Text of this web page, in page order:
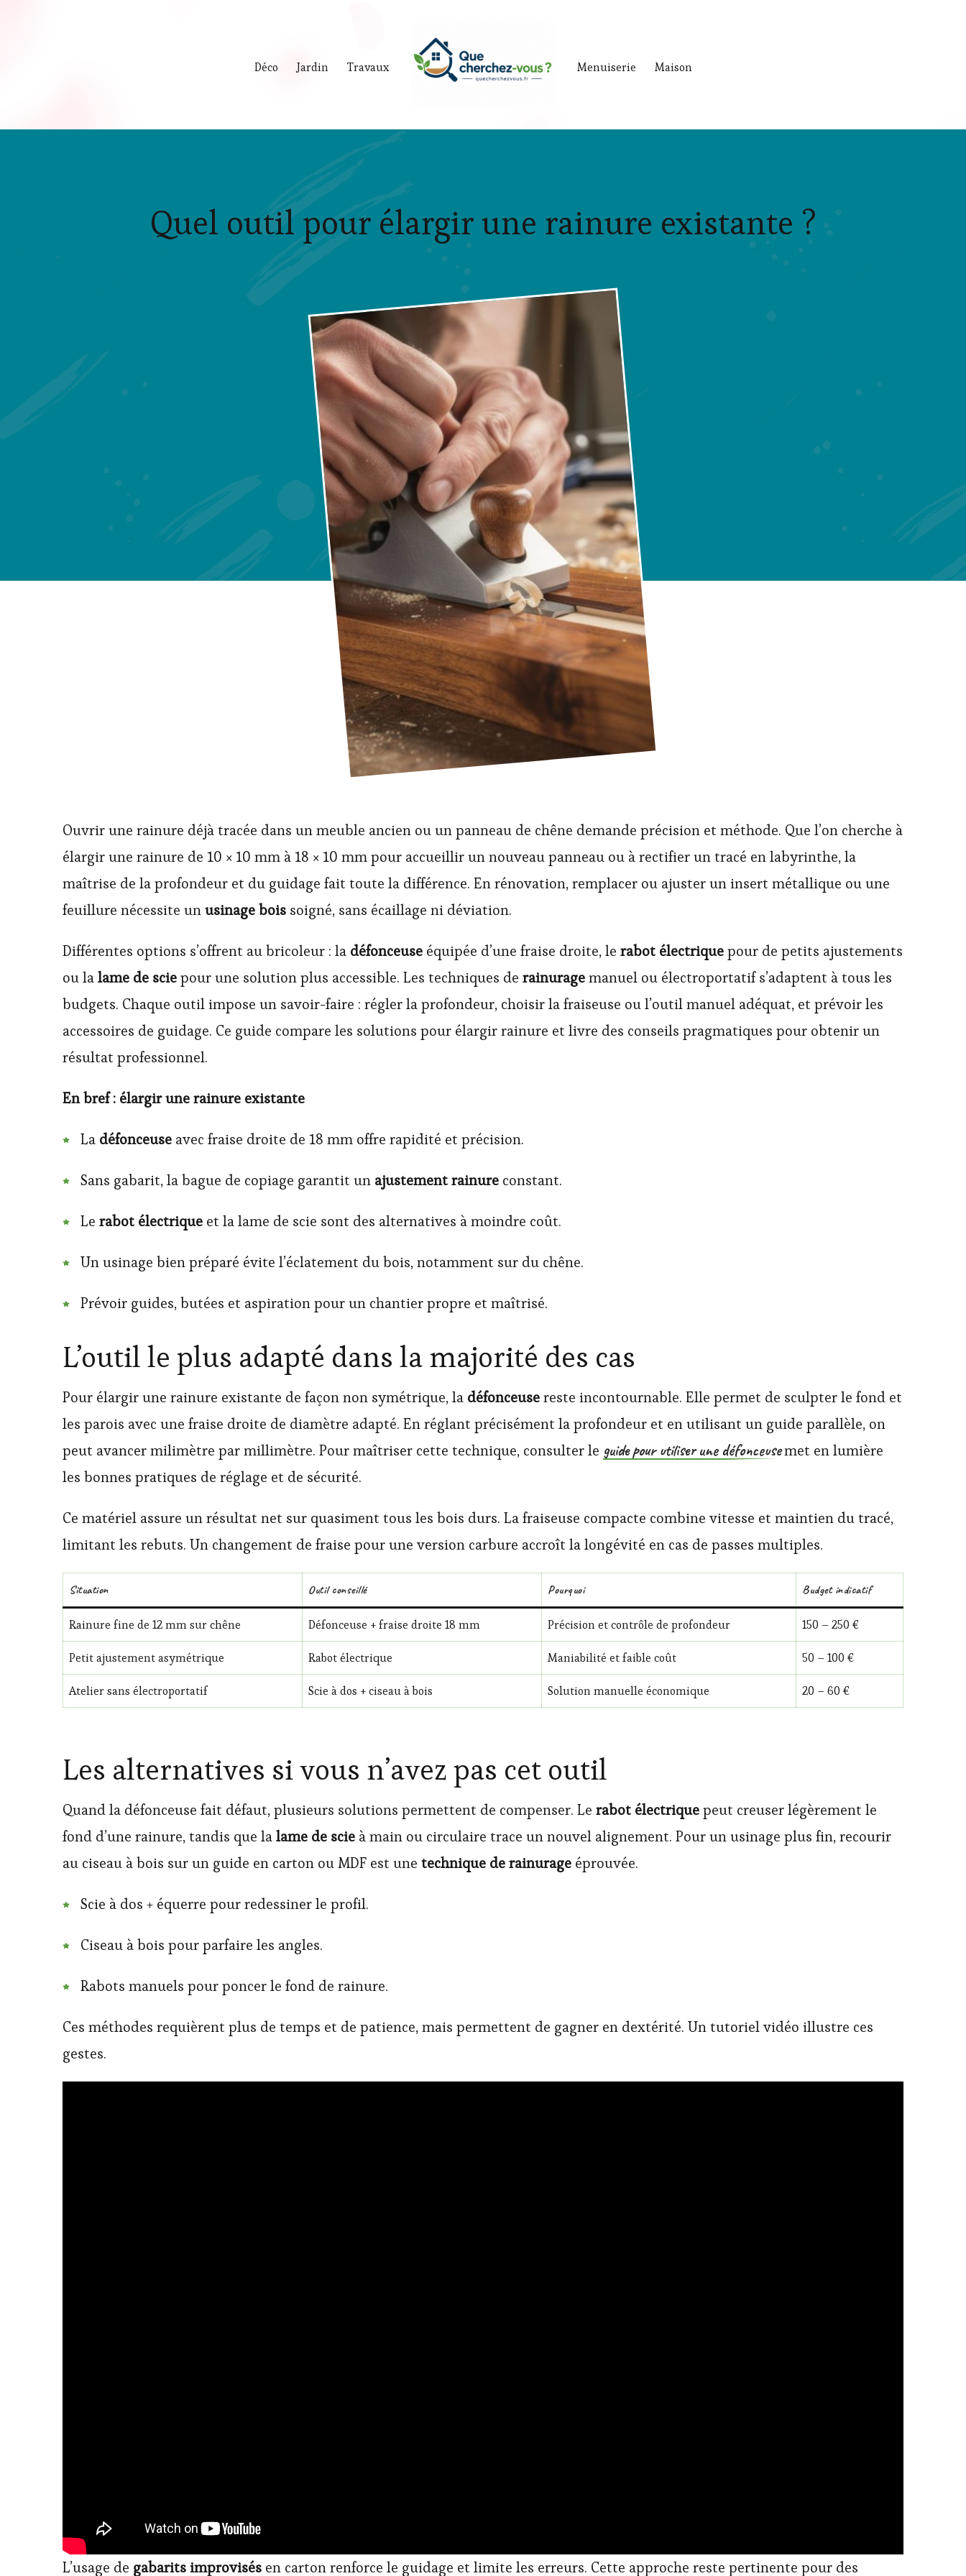
Déco Jardin Travaux Menuiserie Maison
Quel outil pour élargir une rainure existante ?
Ouvrir une rainure déjà tracée dans un meuble ancien ou un panneau de chêne demande précision et méthode. Que l’on cherche à
élargir une rainure de 10 × 10 mm à 18 × 10 mm pour accueillir un nouveau panneau ou à rectifier un tracé en labyrinthe, la
maîtrise de la profondeur et du guidage fait toute la différence. En rénovation, remplacer ou ajuster un insert métallique ou une
feuillure nécessite unusinage bois soigné, sans écaillage ni déviation.
Différentes options s’offrent au bricoleur : la défonceuse équipée d’une fraise droite, le rabot électriquepour de petits ajustements
ou lalame de sciepour une solution plus accessible. Les techniques de rainuragemanuel ou électroportatif s’adaptent à tous les
budgets. Chaque outil impose un savoir-faire : régler la profondeur, choisir la fraiseuse ou l’outil manuel adéquat, et prévoir les
accessoires de guidage. Ce guide compare les solutions pour élargir rainure et livre des conseils pragmatiques pour obtenir un
résultat professionnel.
En bref : élargir une rainure existante
La défonceuse avec fraise droite de 18 mm offre rapidité et précision.
Sans gabarit, la bague de copiage garantit un ajustement rainure constant.
Le rabot électrique et la lame de scie sont des alternatives à moindre coût.
Un usinage bien préparé évite l’éclatement du bois, notamment sur du chêne.
Prévoir guides, butées et aspiration pour un chantier propre et maîtrisé.
L’outil le plus adapté dans la majorité des cas
Pour élargir une rainure existante de façon non symétrique, la défonceusereste incontournable. Elle permet de sculpter le fond et
les parois avec une fraise droite de diamètre adapté. En réglant précisément la profondeur et en utilisant un guide parallèle, on
peut avancer milimètre par millimètre. Pour maîtriser cette technique, consulter le guide pour utiliser une défonceusemet en lumière
les bonnes pratiques de réglage et de sécurité.
Ce matériel assure un résultat net sur quasiment tous les bois durs. La fraiseuse compacte combine vitesse et maintien du tracé,
limitant les rebuts. Un changement de fraise pour une version carbure accroît la longévité en cas de passes multiples.
Situation Outil conseillé Pourquoi Budget indicatif
Rainure fine de 12 mm sur chêne Défonceuse + fraise droite 18 mm Précision et contrôle de profondeur 150 – 250 €
Petit ajustement asymétrique Rabot électrique Maniabilité et faible coût 50 – 100 €
Atelier sans électroportatif Scie à dos + ciseau à bois Solution manuelle économique 20 – 60 €
Les alternatives si vous n’avez pas cet outil
Quand la défonceuse fait défaut, plusieurs solutions permettent de compenser. Le rabot électriquepeut creuser légèrement le
fond d’une rainure, tandis que lalame de scie à main ou circulaire trace un nouvel alignement. Pour un usinage plus fin, recourir
au ciseau à bois sur un guide en carton ou MDF est une technique de rainurage éprouvée.
Scie à dos + équerre pour redessiner le profil.
Ciseau à bois pour parfaire les angles.
Rabots manuels pour poncer le fond de rainure.
Ces méthodes requièrent plus de temps et de patience, mais permettent de gagner en dextérité. Un tutoriel vidéo illustre ces
gestes.
L’usage de gabarits improvisés en carton renforce le guidage et limite les erreurs. Cette approche reste pertinente pour des